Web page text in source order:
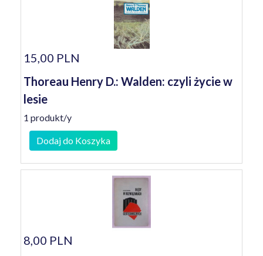
15,00 PLN
Thoreau Henry D.: Walden: czyli życie w
lesie
1 produkt/y
Dodaj do Koszyka
8,00 PLN